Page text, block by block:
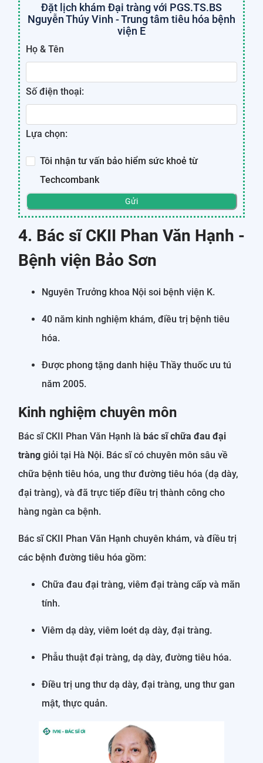
Đặt lịch khám Đại tràng với PGS.TS.BS
Nguyễn Thúy Vinh - Trung tâm tiêu hóa bệnh
viện E
Họ & Tên
Số điện thoại:
Lựa chọn:
Tôi nhận tư vấn bảo hiểm sức khoẻ từ
Techcombank
Gửi
4. Bác sĩ CKII Phan Văn Hạnh -
Bệnh viện Bảo Sơn
Nguyên Trưởng khoa Nội soi bệnh viện K.
40 năm kinh nghiệm khám, điều trị bệnh tiêu
hóa.
Được phong tặng danh hiệu Thầy thuốc ưu tú
năm 2005.
Kinh nghiệm chuyên môn
Bác sĩ CKII Phan Văn Hạnh là bác sĩ chữa đau đại
tràng giỏi tại Hà Nội. Bác sĩ có chuyên môn sâu về
chữa bệnh tiêu hóa, ung thư đường tiêu hóa (dạ dày,
đại tràng), và đã trực tiếp điều trị thành công cho
hàng ngàn ca bệnh.
Bác sĩ CKII Phan Văn Hạnh chuyên khám, và điều trị
các bệnh đường tiêu hóa gồm:
Chữa đau đại tràng, viêm đại tràng cấp và mãn
tính.
Viêm dạ dày, viêm loét dạ dày, đại tràng.
Phẫu thuật đại tràng, dạ dày, đường tiêu hóa.
Điều trị ung thư dạ dày, đại tràng, ung thư gan
mật, thực quản.